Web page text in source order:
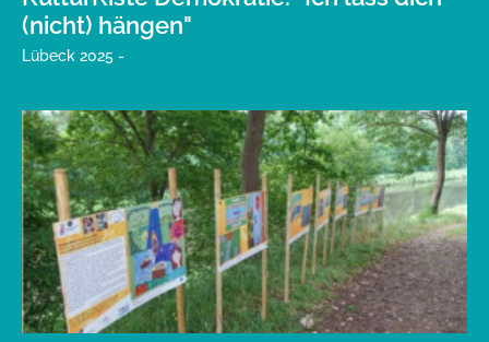
(nicht) hängen"
Lübeck 2025 -